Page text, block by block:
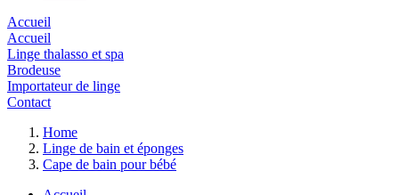
Accueil
Accueil
Linge thalasso et spa
Brodeuse
Importateur de linge
Contact
Home
Linge de bain et éponges
Cape de bain pour bébé